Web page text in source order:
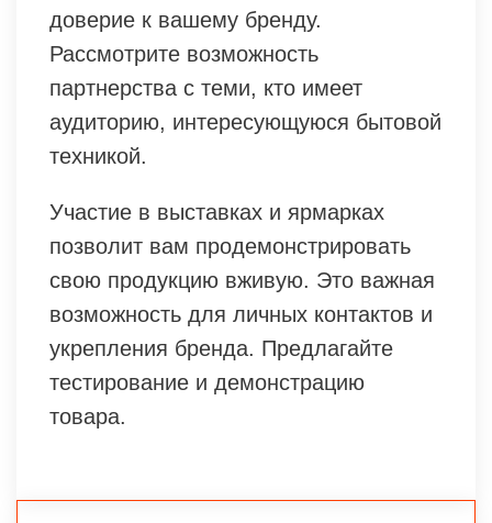
доверие к вашему бренду.
Рассмотрите возможность
партнерства с теми, кто имеет
аудиторию, интересующуюся бытовой
техникой.
Участие в выставках и ярмарках
позволит вам продемонстрировать
свою продукцию вживую. Это важная
возможность для личных контактов и
укрепления бренда. Предлагайте
тестирование и демонстрацию
товара.